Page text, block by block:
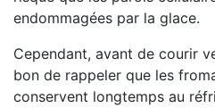
endommagées par la glace.
Cependant, avant de courir
bon de rappeler que les
conservent longtemps au